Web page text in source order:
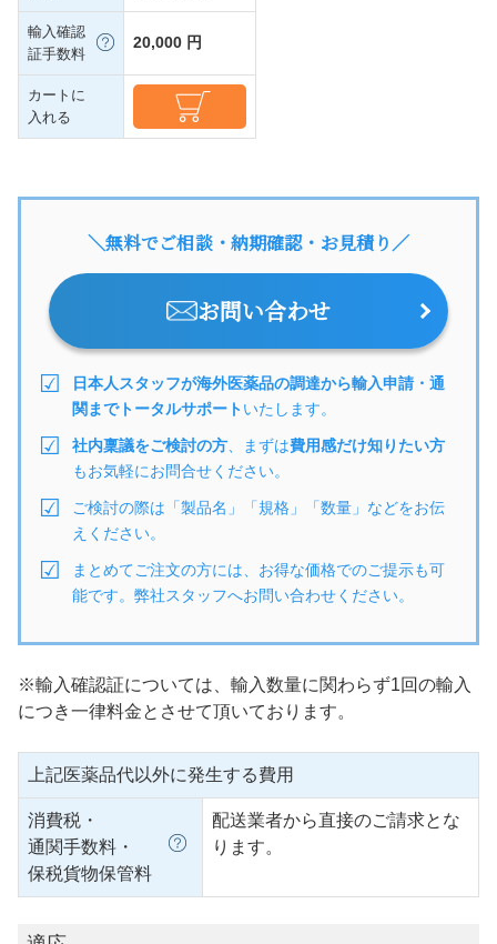
輸入確認
証手数料
20,000 円
カートに
入れる
＼無料でご相談・納期確認・お見積り／
お問い合わせ
日本人スタッフが海外医薬品の調達から輸入申請・通
関までトータルサポートいたします。
社内稟議をご検討の方 、まずは費用感だけ知りたい方
もお気軽にお問合せください。
ご検討の際は「製品名」「規格」「数量」などをお伝
えください。
まとめてご注文の方には、お得な価格でのご提示も可
能です。弊社スタッフへお問い合わせください。
※輸入確認証については、輸入数量に関わらず1回の輸入
につき一律料金とさせて頂いております。
上記医薬品代以外に発生する費用
消費税・
通関手数料・
保税貨物保管料
配送業者から直接のご請求とな
ります。